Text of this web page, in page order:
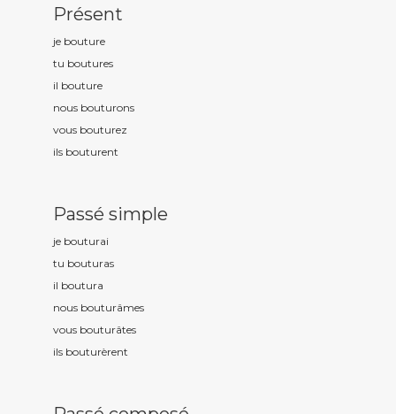
Présent
je bouture
tu boutures
il bouture
nous bouturons
vous bouturez
ils bouturent
Passé simple
je bouturai
tu bouturas
il boutura
nous bouturâmes
vous bouturâtes
ils bouturèrent